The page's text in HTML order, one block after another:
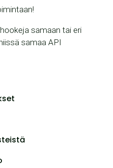
samaan tai eri
samaa API